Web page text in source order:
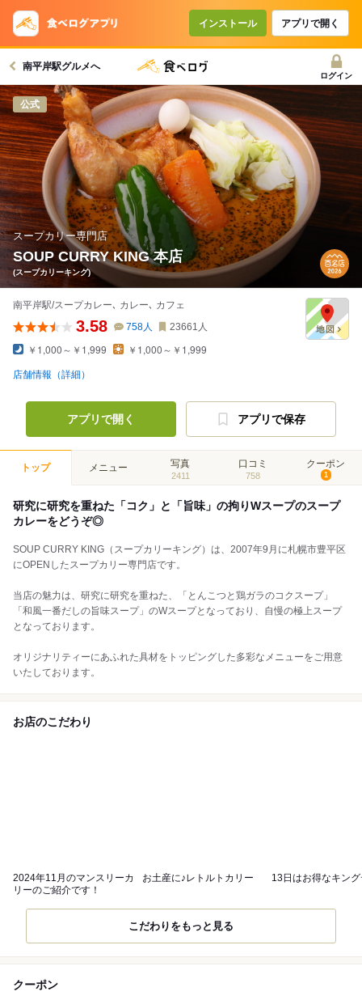
インストール アプリで開く
南平岸駅グルメへ
ログイン
公式
スープカリー専門店
SOUP CURRY KING 本店
(スープカリーキング)
南平岸駅/スープカレー､ カレー､ カフェ
3.58 758人 23661 人
￥1,000～￥1,999 ￥1,000～￥1,999
店舗情報（詳細）
アプリで開く アプリで保存
トップ メニュー 写真
2411
口コミ
758
クーポン
1
研究に研究を重ねた「コク」と「旨味」の拘りWスープのスープ
カレーをどうぞ◎
SOUP CURRY KING（スープカリーキング）は、2007年9月に札幌市豊平区
にOPENしたスープカリー専門店です。
当店の魅力は、研究に研究を重ねた、「とんこつと鶏ガラのコクスープ」
「和風一番だしの旨味スープ」のWスープとなっており、自慢の極上スープ
となっております。
オリジナリティーにあふれた具材をトッピングした多彩なメニューをご用意
いたしております。
お店のこだわり
2024年11月のマンスリーカ
リーのご紹介です！
お土産に♪レトルトカリー 13日はお得なキン
こだわりをもっと見る
クーポン
コースで使えるクーポン
戻る
クーポンを利用せず予約する